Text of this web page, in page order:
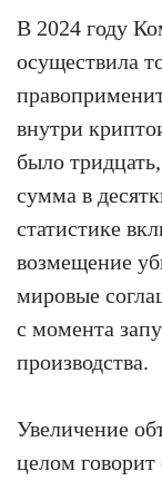
В 2024 году
осуществила
внутри
было
сумма в
статистике
возмещение
мировые
с момента
производства.
Увеличение
целом говорит